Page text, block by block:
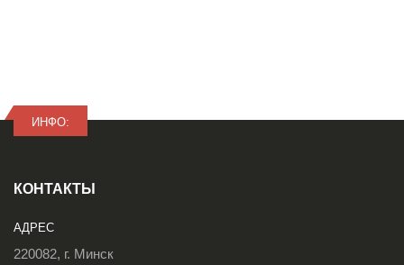
ИНФО:
КОНТАКТЫ
АДРЕС
220082, г. Минск